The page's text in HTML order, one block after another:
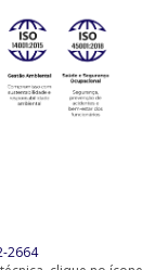
(SL-91/A)
10 Provas (SL-
6 Provas (SL-
2664